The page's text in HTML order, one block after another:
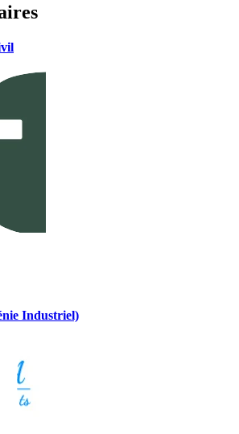
Industriel)